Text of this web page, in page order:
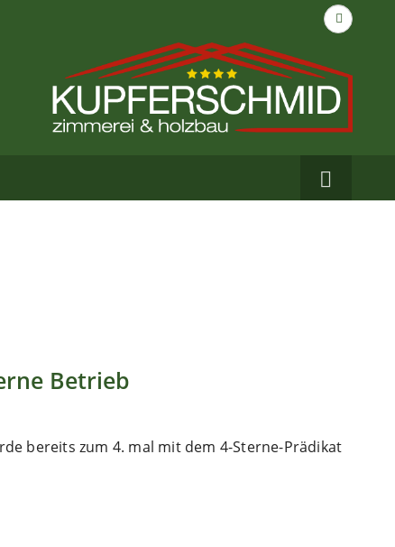
Suche
nach...
auf
Betrieb
bereits zum 4. mal mit dem 4-Sterne-Prädikat